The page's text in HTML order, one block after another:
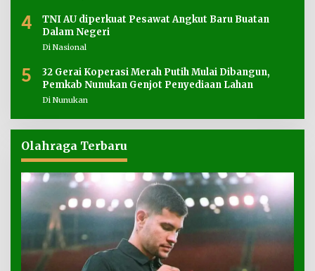
4
TNI AU diperkuat Pesawat Angkut Baru Buatan
Dalam Negeri
Di Nasional
5
32 Gerai Koperasi Merah Putih Mulai Dibangun,
Pemkab Nunukan Genjot Penyediaan Lahan
Di Nunukan
Olahraga Terbaru